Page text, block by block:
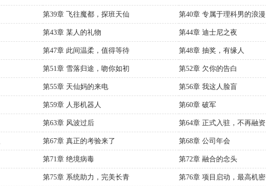
第39章 飞往魔都，探班天仙 第40章 专属于理科男的浪漫
第43章 某人的礼物 第44章 迪士尼之夜
第47章 此间温柔，值得等待 第48章 抽奖，有缘人
第51章 雪落归途，吻你如初 第52章 欠你的告白
第55章 天仙妈的来电 第56章 我这人脸盲
第59章 人形机器人 第60章 破军
第63章 风波过后 第64章 正式入驻，不再融资
第67章 真正的考验来了 第68章 公司年会
第71章 绝境病毒 第72章 融合的念头
第75章 系统助力，完美长青 第76章 项目启动，最高机密